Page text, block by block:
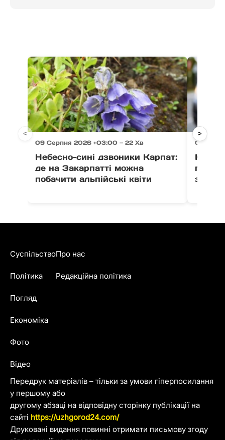
09 Серпня 2026 +03:00 — 22 Хв
Небесно-сині дзвоники Карпат:
де на Закарпатті можна
побачити альпійські квіти
09
< >
Передрук матеріалів – тільки за умови гіперпосилання
у першому або
другому абзаці на відповідну сторінку публікації на
сайті https://uzhgorod24.com/
Друковані видання повинні отримати письмову згоду
Суспільство
Політика
Погляд
Економіка
Фото
Відео
Про нас
Редакційна політика